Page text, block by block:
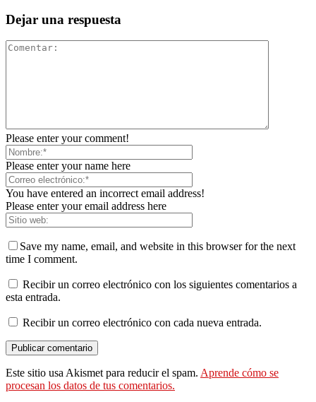
Dejar una respuesta
Please enter your comment!
Please enter your name here
You have entered an incorrect email address!
Please enter your email address here
Save my name, email, and website in this browser for the next
time I comment.
Recibir un correo electrónico con los siguientes comentarios a
esta entrada.
Recibir un correo electrónico con cada nueva entrada.
Este sitio usa Akismet para reducir el spam. Aprende cómo se
procesan los datos de tus comentarios.